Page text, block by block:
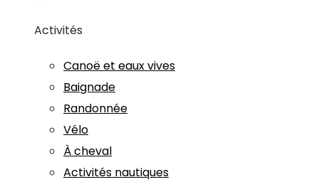
Activités
Canoë et eaux vives
Baignade
Randonnée
Vélo
À cheval
Activités nautiques